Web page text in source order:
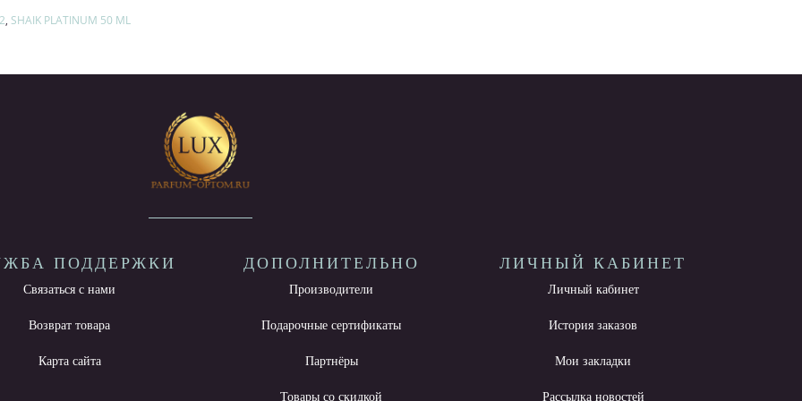
, SHAIK PLATINUM 50 ML
ПОДДЕРЖКИ
Связаться с нами
Возврат товара
Карта сайта
ДОПОЛНИТЕЛЬНО
Производители
Подарочные сертификаты
Партнёры
Товары со скидкой
ЛИЧНЫЙ КАБИНЕТ
Личный кабинет
История заказов
Мои закладки
Рассылка новостей